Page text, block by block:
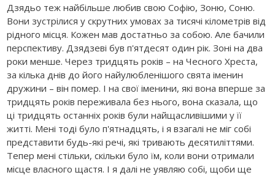
Дзядьо теж найбільше любив свою Софію, Зоню, Соню.
Вони зустрілися у скрутних умовах за тисячі кілометрів від
рідного місця. Кожен мав достатньо за собою. Але бачили
перспективу. Дзядзеві був п'ятдесят один рік. Зоні на два
роки менше. Через тридцять років – на Чесного Хреста,
за кілька днів до його найулюбленішого свята іменин
дружини – він помер. І на свої іменини, які вона вперше за
тридцять років переживала без нього, вона сказала, що
ці тридцять останніх років були найщасливішими у її
житті. Мені тоді було п'ятнадцять, і я взагалі не міг собі
представити будь-які речі, які тривають десятиліттями.
Тепер мені стільки, скільки було їм, коли вони отримали
місце власного щастя. І я далі не уявляю собі, щоби ще